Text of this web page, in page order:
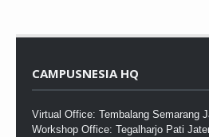
CAMPUSNESIA HQ
Virtual Office: Tembalang Semarang
Workshop Office: Tegalharjo Pati